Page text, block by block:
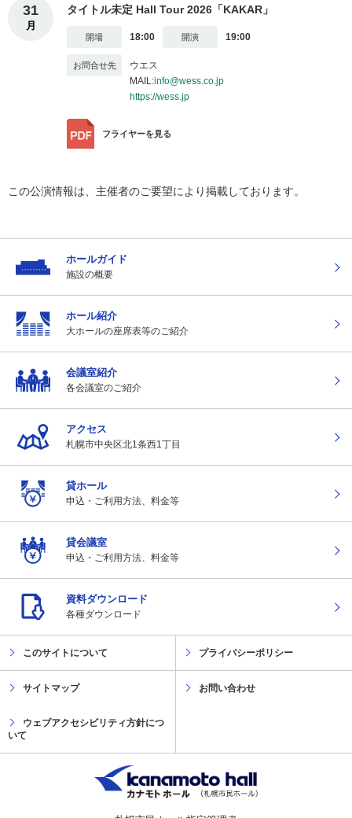
31
月
タイトル未定 Hall Tour 2026「KAKAR」
18:00 19:00
ウエス
MAIL:info@wess.co.jp
https://wess.jp
フライヤーを見る
この公演情報は、主催者のご要望により掲載しております。
ホールガイド
施設の概要
ホール紹介
大ホールの座席表等のご紹介
会議室紹介
各会議室のご紹介
アクセス
札幌市中央区北1条西1丁目
貸ホール
申込・ご利用方法、 料金等
貸会議室
申込・ご利用方法、 料金等
資料ダウンロード
各種ダウンロード
このサイトについて プライバシーポリシー
サイトマップ お問い合わせ
ウェブアクセシビリティ方針につ
いて